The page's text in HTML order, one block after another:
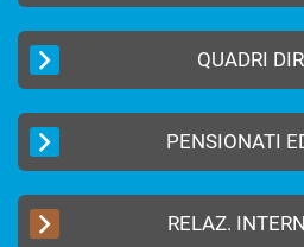
QUADRI
PENSIONATI
RELAZ.